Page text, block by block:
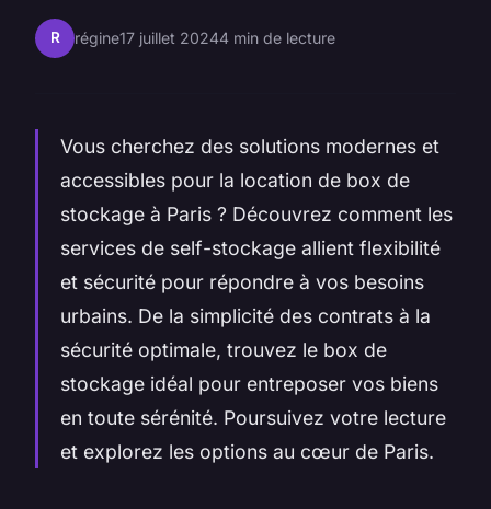
R régine17 juillet 20244 min de lecture
Vous cherchez des solutions modernes et
accessibles pour la location de box de
stockage à Paris ? Découvrez comment les
services de self-stockage allient flexibilité
et sécurité pour répondre à vos besoins
urbains. De la simplicité des contrats à la
sécurité optimale, trouvez le box de
stockage idéal pour entreposer vos biens
en toute sérénité. Poursuivez votre lecture
et explorez les options au cœur de Paris.